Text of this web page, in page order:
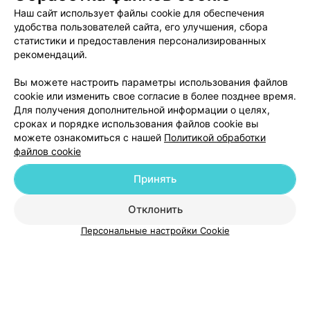
Добавить специалиста
О проекте Новости проекта
Размещение рекламы
Медицинский маркетинг
Публичный договор
Пользовательское соглашение
Способы оплаты
Наш сайт использует файлы cookie для обеспечения
удобства пользователей сайта, его улучшения, сбора
статистики и предоставления персонализированных
рекомендаций.
Вы можете настроить параметры использования файлов
cookie или изменить свое согласие в более позднее время.
Для получения дополнительной информации о целях,
сроках и порядке использования файлов cookie вы
можете ознакомиться с нашей Политикой обработки
файлов cookie
Отклонить
Принять
Персональные настройки Cookie